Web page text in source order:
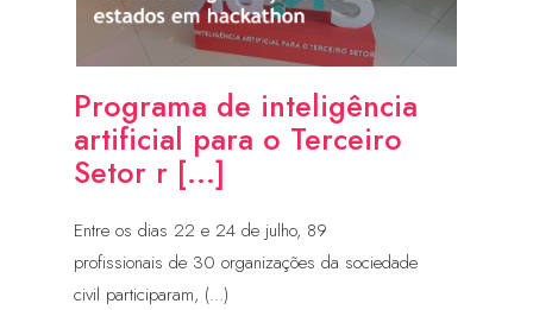
Programa de inteligência
artificial para o Terceiro
Setor r [...]
Entre os dias 22 e 24 de julho, 89
profissionais de 30 organizações da sociedade
civil participaram, (...)